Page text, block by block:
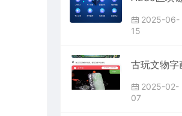
2025-06-
15
2025-02-
07